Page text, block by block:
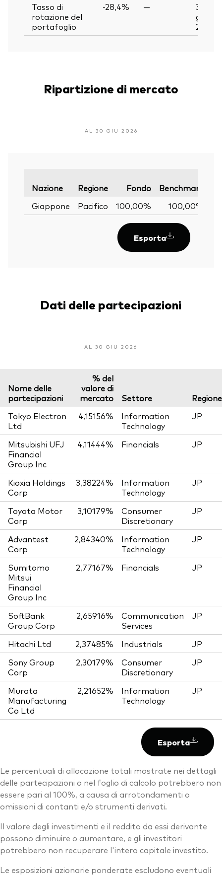
Tasso di
rotazione del
portafoglio
-28,4% —
30
giu
2026
Ripartizione di mercato
AL 30 GIU 2026
Nazione Regione Fondo Benchmark
Giappone Pacifico 100,00% 100,00%
Esporta
Dati delle partecipazioni
AL 30 GIU 2026
Nome delle
partecipazioni
% del
valore di
mercato
Settore
Regione
Tokyo Electron
Ltd
4,15156%
Information
Technology
JP
Mitsubishi UFJ
Financial
Group Inc
4,11444% Financials JP
Kioxia Holdings
Corp
3,38224%
Information
Technology
JP
Toyota Motor
Corp
3,10179%
Consumer
Discretionary
JP
Advantest
Corp
2,84340%
Information
Technology
JP
Sumitomo
Mitsui
Financial
Group Inc
2,77167% Financials JP
SoftBank
Group Corp
2,65916%
Communication
Services
JP
Hitachi Ltd 2,37485% Industrials
JP
Sony Group
Corp
2,30179%
Consumer
Discretionary
JP
Murata
Manufacturing
Co Ltd
2,21652%
Information
Technology
JP
Esporta
Le percentuali di allocazione totali mostrate nei dettagli
delle partecipazioni o nel foglio di calcolo potrebbero non
essere pari al 100%, a causa di arrotondamenti o
omissioni di contanti e/o strumenti derivati.
Il valore degli investimenti e il reddito da essi derivante
possono diminuire o aumentare, e gli investitori
potrebbero non recuperare l'intero capitale investito.
Le esposizioni azionarie ponderate escludono eventuali